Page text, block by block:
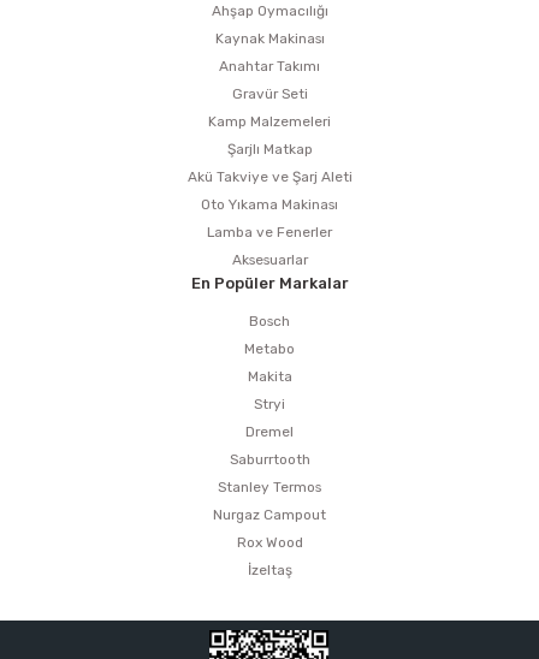
Ahşap Oymacılığı
Kaynak Makinası
Anahtar Takımı
Gravür Seti
Kamp Malzemeleri
Şarjlı Matkap
Akü Takviye ve Şarj Aleti
Oto Yıkama Makinası
Lamba ve Fenerler
Aksesuarlar
En Popüler Markalar
Bosch
Metabo
Makita
Stryi
Dremel
Saburrtooth
Stanley Termos
Nurgaz Campout
Rox Wood
İzeltaş